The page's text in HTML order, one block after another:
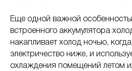
Еще одной важной
встроенного аккумулятора
накапливает холод ночью,
электричество ниже, и
охлаждения помещений летом